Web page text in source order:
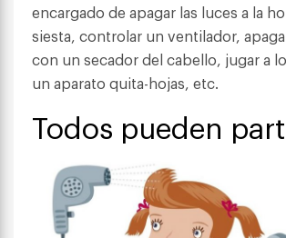
encargado de apagar las luces a la
siesta, controlar un ventilador,
con un secador del cabello, jugar a
un aparato quita-hojas, etc.
Todos pueden